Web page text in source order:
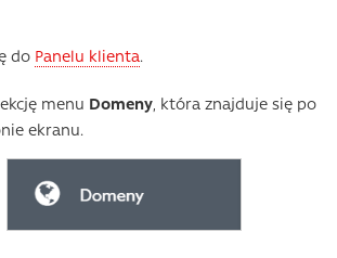
do Panelu klienta.
menu Domeny, która znajduje się po
ekranu.